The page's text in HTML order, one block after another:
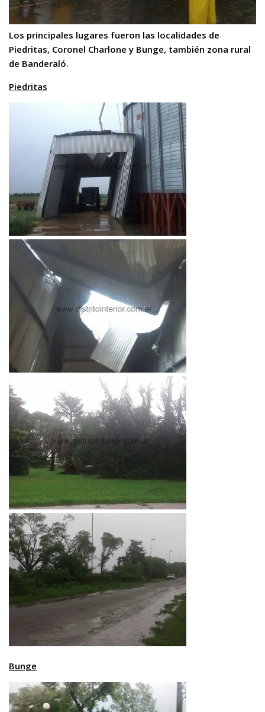
Los principales lugares fueron las localidades de
Piedritas, Coronel Charlone y Bunge, también zona rural
de Banderaló.
Piedritas
Bunge